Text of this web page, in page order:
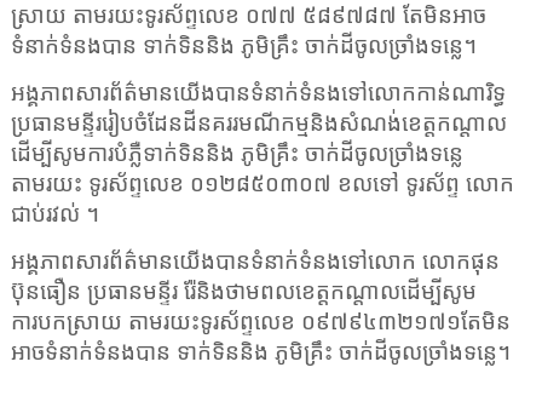
ស្រាយ តាមរយះទូរស័ព្ទលេខ ០៧៧ ៥៨៩៧៨៧ តែមិនអាច
ទំនាក់ទំនងបាន ទាក់ទិននិង ភូមិគ្រឹះ ចាក់ដីចូលច្រាំងទន្លេ។
អង្គភាពសារព័ត៌មានយើងបានទំនាក់ទំនងទៅលោកកាន់ណារិទ្ធ
ប្រធានមន្ទីររៀបចំដែនដីនគររមណីកម្មនិងសំណង់ខេត្តកណ្ដាល
ដើម្បីសូមការបំភ្លឺទាក់ទិននិង ភូមិគ្រឹះ ចាក់ដីចូលច្រាំងទន្លេ
តាមរយះ ទូរស័ព្ទលេខ ០១២៨៥០៣០៧ ខលទៅ ទូរស័ព្ទ លោក
ជាប់រវល់ ។
អង្គភាពសារព័ត៌មានយើងបានទំនាក់ទំនងទៅលោក លោក​ផុន
ប៊ុនធឿន ប្រធានមន្ទីរ រ៉ែនិងថាមពលខេត្តកណ្តាលដើម្បីសូម
ការបកស្រាយ តាមរយះទូរស័ព្ទលេខ ០៩៧៩៤៣២១៧១តែមិន
អាចទំនាក់ទំនងបាន ទាក់ទិននិង ភូមិគ្រឹះ ចាក់ដីចូលច្រាំងទន្លេ។